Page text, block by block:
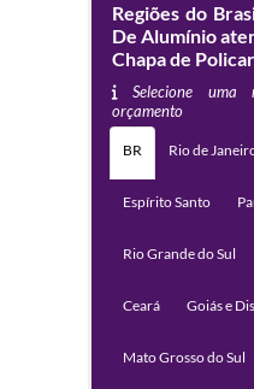
Regiões do
De Alumínio
Chapa de
Selecione uma
orçamento
BR Rio de
Espírito Santo
Rio Grande do Sul
Ceará Goiás e
Mato Grosso do Sul